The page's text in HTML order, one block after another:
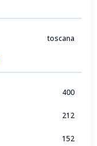
toscana
400
212
152